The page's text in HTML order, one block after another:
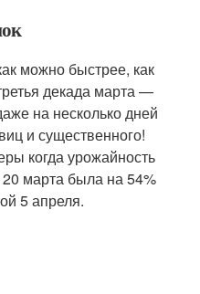
можно быстрее, как
декада марта —
на несколько дней
и существенного!
когда урожайность
20 марта была на 54%
5 апреля.